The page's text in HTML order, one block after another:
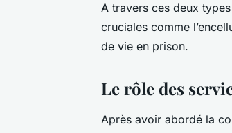
A travers ces deux
cruciales comme
de vie en prison.
Le rôle des
Après avoir abordé la